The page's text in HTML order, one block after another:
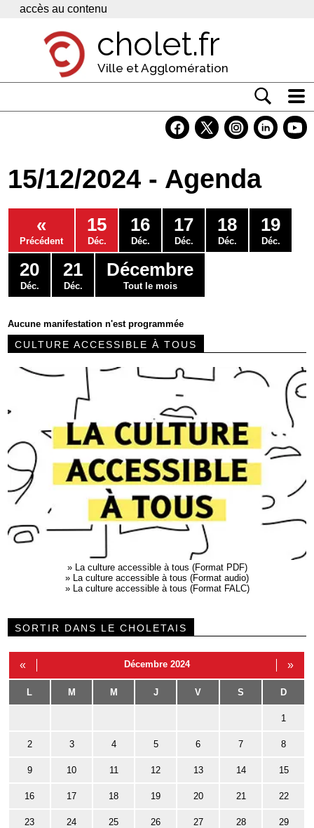
Panneau de gestion des cookies
accès au contenu
cholet.fr
Ville et Agglomération
Economie
Services
Contacts
15/12/2024 - Agenda
«
Précédent
15
Déc.
16
Déc.
17
Déc.
18
Déc.
19
Déc.
20
Déc.
21
Déc.
Décembre
Tout le mois
Aucune manifestation n'est programmée
CULTURE ACCESSIBLE À TOUS
»
La culture accessible à tous (Format PDF)
»
La culture accessible à tous (Format audio)
»
La culture accessible à tous (Format FALC)
SORTIR DANS LE CHOLETAIS
« Décembre 2024 »
L M M J V S D
1
2 3 4 5 6 7 8
9 10 11 12 13 14 15
16 17 18 19 20 21 22
23 24 25 26 27 28 29